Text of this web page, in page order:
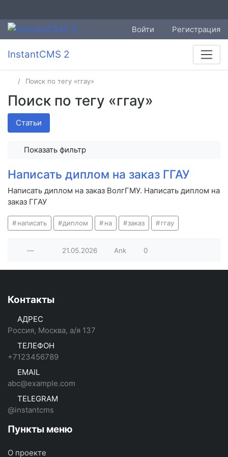
Войти Регистрация
InstantCMS 2
Поиск по тегу «ггау»
Поиск по тегу «ггау»
Статьи
Показать фильтр
Написать диплом на заказ ГГАУ
Написать диплом на заказ ВолгГМУ. Написать диплом на
заказ ГГАУ
написать диплом на заказ ггау
— 21.05.2026 Ank 0
Контакты
АДРЕС
Россия, Москва, а/я 137
ТЕЛЕФОН
+7123456789
EMAIL
abc@example.com
TELEGRAM
@instantcms
Пункты меню
О проекте